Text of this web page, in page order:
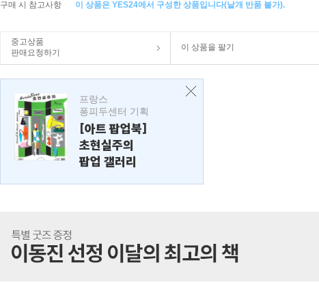
구매 시 참고사항 이 상품은 YES24에서 구성한 상품입니다(낱개 반품 불가).
중고상품
판매요청하기
이 상품을 팔기
프랑스
퐁피두센터 기획
[아트 팝업북]
초현실주의
팝업 갤러리